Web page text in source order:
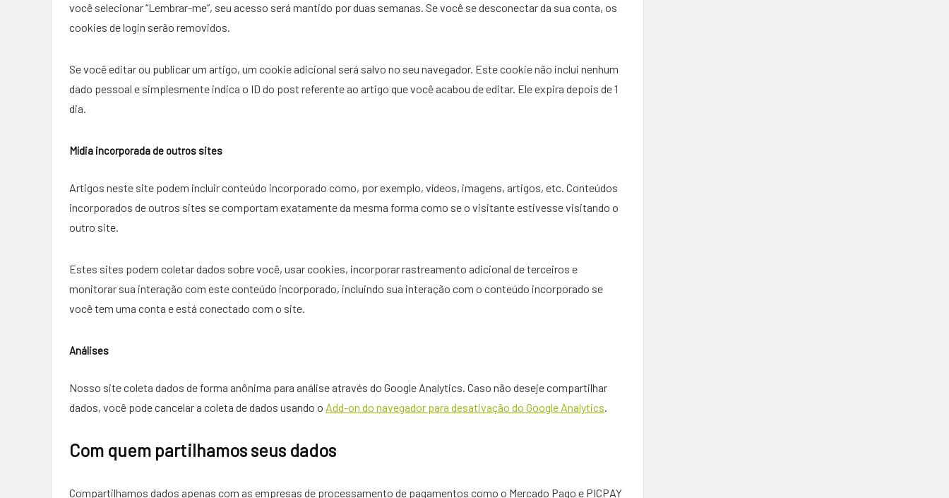
você selecionar “Lembrar-me”, seu acesso será mantido por duas semanas. Se você se desconectar da sua conta, os
cookies de login serão removidos.
Se você editar ou publicar um artigo, um cookie adicional será salvo no seu navegador. Este cookie não inclui nenhum
dado pessoal e simplesmente indica o ID do post referente ao artigo que você acabou de editar. Ele expira depois de 1
dia.
Mídia incorporada de outros sites
Artigos neste site podem incluir conteúdo incorporado como, por exemplo, vídeos, imagens, artigos, etc. Conteúdos
incorporados de outros sites se comportam exatamente da mesma forma como se o visitante estivesse visitando o
outro site.
Estes sites podem coletar dados sobre você, usar cookies, incorporar rastreamento adicional de terceiros e
monitorar sua interação com este conteúdo incorporado, incluindo sua interação com o conteúdo incorporado se
você tem uma conta e está conectado com o site.
Análises
Nosso site coleta dados de forma anônima para análise através do Google Analytics. Caso não deseje compartilhar
dados, você pode cancelar a coleta de dados usando o Add-on do navegador para desativação do Google Analytics.
Com quem partilhamos seus dados
Compartilhamos dados apenas com as empresas de processamento de pagamentos como o Mercado Pago e PICPAY